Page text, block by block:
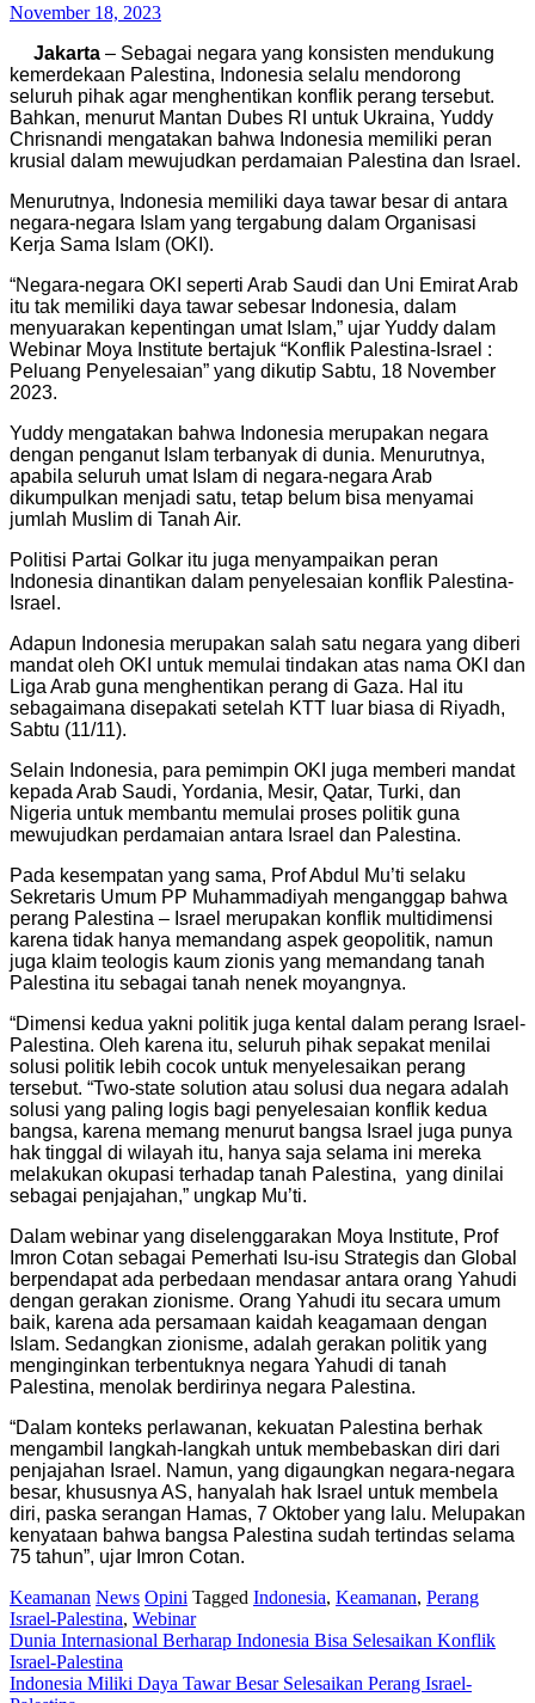
November 18, 2023
Jakarta – Sebagai negara yang konsisten mendukung
kemerdekaan Palestina, Indonesia selalu mendorong
seluruh pihak agar menghentikan konflik perang tersebut.
Bahkan, menurut Mantan Dubes RI untuk Ukraina, Yuddy
Chrisnandi mengatakan bahwa Indonesia memiliki peran
krusial dalam mewujudkan perdamaian Palestina dan Israel.
Menurutnya, Indonesia memiliki daya tawar besar di antara
negara-negara Islam yang tergabung dalam Organisasi
Kerja Sama Islam (OKI).
“Negara-negara OKI seperti Arab Saudi dan Uni Emirat Arab
itu tak memiliki daya tawar sebesar Indonesia, dalam
menyuarakan kepentingan umat Islam,” ujar Yuddy dalam
Webinar Moya Institute bertajuk “Konflik Palestina-Israel :
Peluang Penyelesaian” yang dikutip Sabtu, 18 November
2023.
Yuddy mengatakan bahwa Indonesia merupakan negara
dengan penganut Islam terbanyak di dunia. Menurutnya,
apabila seluruh umat Islam di negara-negara Arab
dikumpulkan menjadi satu, tetap belum bisa menyamai
jumlah Muslim di Tanah Air.
Politisi Partai Golkar itu juga menyampaikan peran
Indonesia dinantikan dalam penyelesaian konflik Palestina-
Israel.
Adapun Indonesia merupakan salah satu negara yang diberi
mandat oleh OKI untuk memulai tindakan atas nama OKI dan
Liga Arab guna menghentikan perang di Gaza. Hal itu
sebagaimana disepakati setelah KTT luar biasa di Riyadh,
Sabtu (11/11).
Selain Indonesia, para pemimpin OKI juga memberi mandat
kepada Arab Saudi, Yordania, Mesir, Qatar, Turki, dan
Nigeria untuk membantu memulai proses politik guna
mewujudkan perdamaian antara Israel dan Palestina.
Pada kesempatan yang sama, Prof Abdul Mu’ti selaku
Sekretaris Umum PP Muhammadiyah menganggap bahwa
perang Palestina – Israel merupakan konflik multidimensi
karena tidak hanya memandang aspek geopolitik, namun
juga klaim teologis kaum zionis yang memandang tanah
Palestina itu sebagai tanah nenek moyangnya.
“Dimensi kedua yakni politik juga kental dalam perang Israel-
Palestina. Oleh karena itu, seluruh pihak sepakat menilai
solusi politik lebih cocok untuk menyelesaikan perang
tersebut. “Two-state solution atau solusi dua negara adalah
solusi yang paling logis bagi penyelesaian konflik kedua
bangsa, karena memang menurut bangsa Israel juga punya
hak tinggal di wilayah itu, hanya saja selama ini mereka
melakukan okupasi terhadap tanah Palestina, yang dinilai
sebagai penjajahan,” ungkap Mu’ti.
Dalam webinar yang diselenggarakan Moya Institute, Prof
Imron Cotan sebagai Pemerhati Isu-isu Strategis dan Global
berpendapat ada perbedaan mendasar antara orang Yahudi
dengan gerakan zionisme. Orang Yahudi itu secara umum
baik, karena ada persamaan kaidah keagamaan dengan
Islam. Sedangkan zionisme, adalah gerakan politik yang
menginginkan terbentuknya negara Yahudi di tanah
Palestina, menolak berdirinya negara Palestina.
“Dalam konteks perlawanan, kekuatan Palestina berhak
mengambil langkah-langkah untuk membebaskan diri dari
penjajahan Israel. Namun, yang digaungkan negara-negara
besar, khususnya AS, hanyalah hak Israel untuk membela
diri, paska serangan Hamas, 7 Oktober yang lalu. Melupakan
kenyataan bahwa bangsa Palestina sudah tertindas selama
75 tahun”, ujar Imron Cotan.
Keamanan News Opini Tagged Indonesia, Keamanan, Perang
Israel-Palestina, Webinar
Post
navigation
Dunia Internasional Berharap Indonesia Bisa Selesaikan Konflik
Israel-Palestina
Indonesia Miliki Daya Tawar Besar Selesaikan Perang Israel-